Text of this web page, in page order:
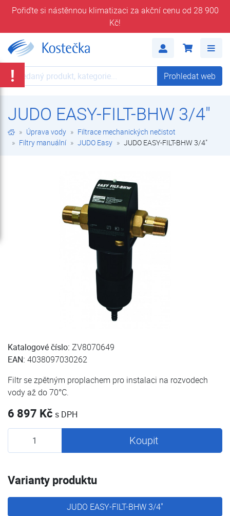
Pořiďte si nástěnnou klimatizaci za akční cenu od 28 900
Kč!
Prohledat web Prohledat web
JUDO EASY-FILT-BHW 3/4"
Úprava vody
Filtrace mechanických nečistot
Filtry manuální
JUDO Easy JUDO EASY-FILT-BHW 3/4"
Katalogové číslo: ZV8070649
EAN: 4038097030262
Filtr se zpětným proplachem pro instalaci na rozvodech
vody až do 70°C.
6 897 Kč s DPH
Koupit
Varianty produktu
JUDO EASY-FILT-BHW 3/4"
!